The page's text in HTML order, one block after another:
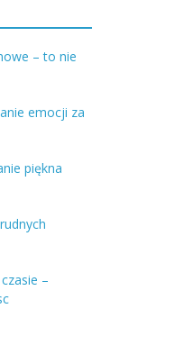
– to nie
emocji za
piękna
–